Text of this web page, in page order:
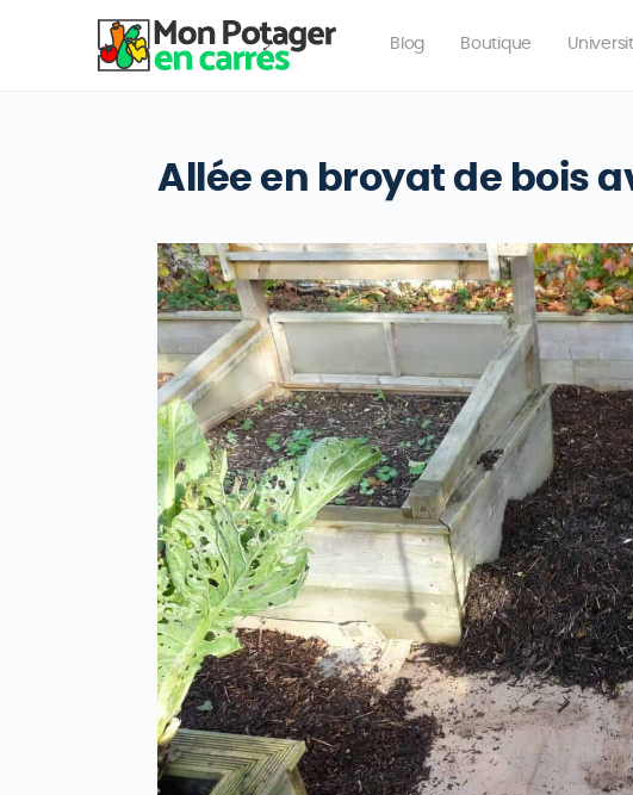
Blog Boutique
Allée en broyat de bois